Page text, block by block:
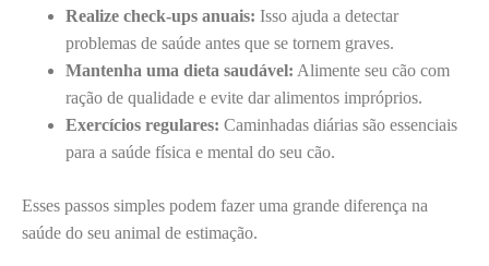
Realize check-ups anuais: Isso ajuda a detectar
problemas de saúde antes que se tornem graves.
Mantenha uma dieta saudável: Alimente seu cão com
ração de qualidade e evite dar alimentos impróprios.
Exercícios regulares: Caminhadas diárias são essenciais
para a saúde física e mental do seu cão.
Esses passos simples podem fazer uma grande diferença na
saúde do seu animal de estimação.